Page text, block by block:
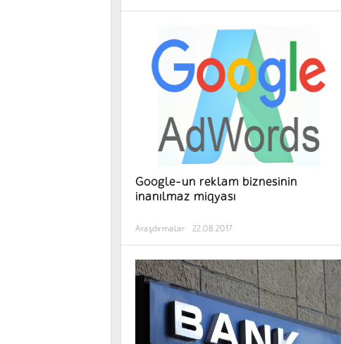
Google-un reklam biznesinin
inanılmaz miqyası
Araşdırmalar 22.08.2017